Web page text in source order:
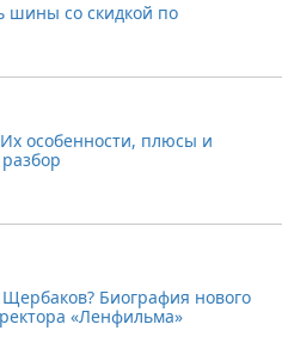
шины со скидкой по
особенности, плюсы и
Биография нового
«Ленфильма»